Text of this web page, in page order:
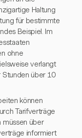
Haltung
für bestimmte
Beispiel. Im
ohne
verlangt
Stunden über 10
können
Tarifverträge
müssen über
informiert